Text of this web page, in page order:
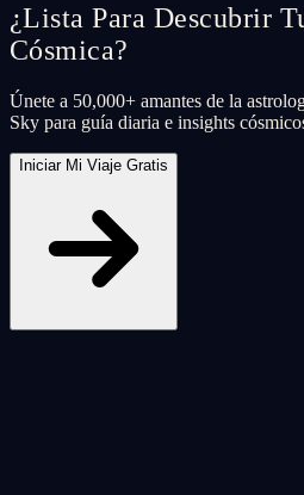
¿Lista Para Descubrir
Cósmica?
Únete a 50,000+ amantes de la
Sky para guía diaria e insights
Iniciar Mi Viaje Gratis